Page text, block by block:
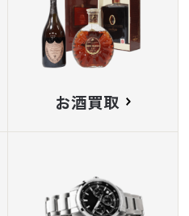
お酒買取